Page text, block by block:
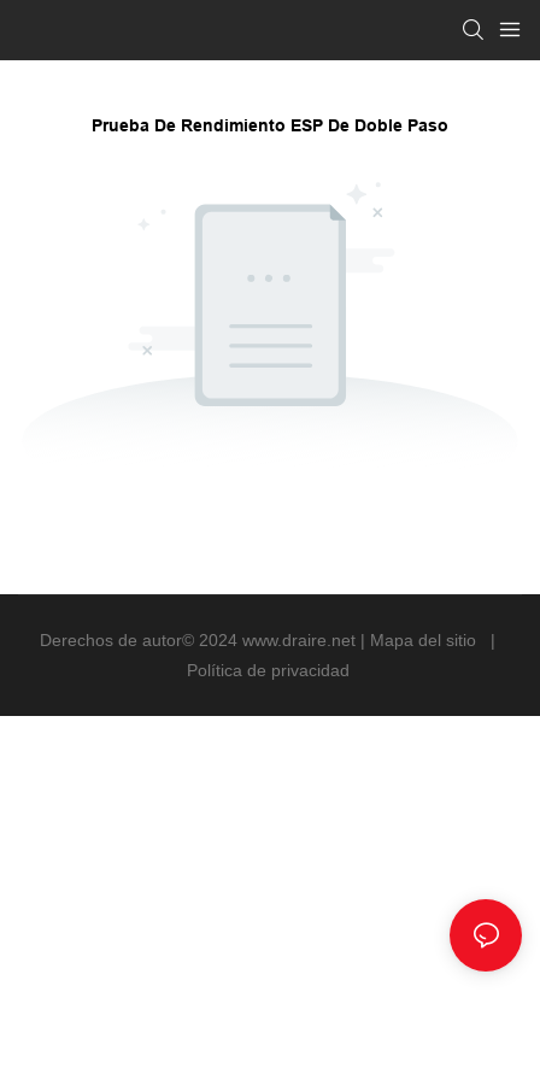
Prueba De Rendimiento ESP De Doble Paso
Derechos de autor© 2024 www.draire.net | Mapa del sitio
|
Política de privacidad